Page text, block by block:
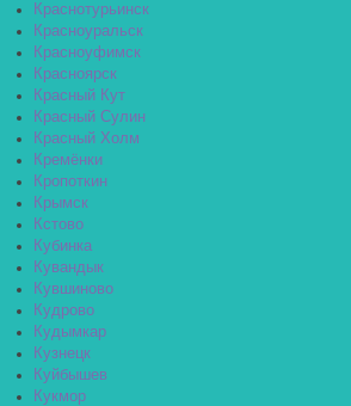
Краснотурьинск
Красноуральск
Красноуфимск
Красноярск
Красный Кут
Красный Сулин
Красный Холм
Кремёнки
Кропоткин
Крымск
Кстово
Кубинка
Кувандык
Кувшиново
Кудрово
Кудымкар
Кузнецк
Куйбышев
Кукмор